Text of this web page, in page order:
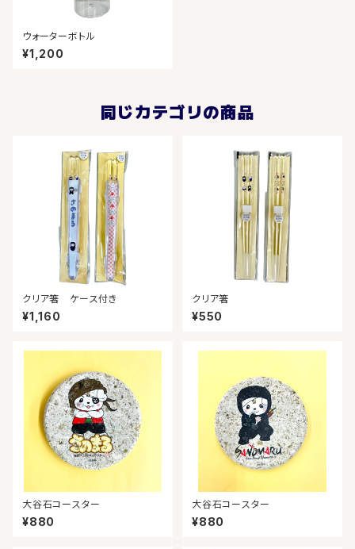
ウォーターボトル
¥1,200
同じカテゴリの商品
クリア箸 ケース付き
¥1,160
クリア箸
¥550
大谷石コースター
¥880
大谷石コースター
¥880